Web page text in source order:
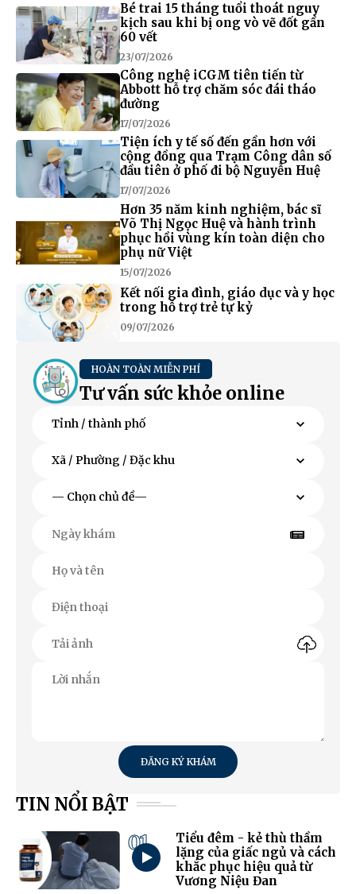
Bé trai 15 tháng tuổi thoát nguy
kịch sau khi bị ong vò vẽ đốt gần
60 vết
23/07/2026
Công nghệ iCGM tiên tiến từ
Abbott hỗ trợ chăm sóc đái tháo
đường
17/07/2026
Tiện ích y tế số đến gần hơn với
cộng đồng qua Trạm Công dân số
đầu tiên ở phố đi bộ Nguyễn Huệ
17/07/2026
Hơn 35 năm kinh nghiệm, bác sĩ
Võ Thị Ngọc Huệ và hành trình
phục hồi vùng kín toàn diện cho
phụ nữ Việt
15/07/2026
Kết nối gia đình, giáo dục và y học
trong hỗ trợ trẻ tự kỷ
09/07/2026
HOÀN TOÀN MIỄN PHÍ
Tư vấn sức khỏe online
ĐĂNG KÝ KHÁM
TIN NỔI BẬT
01
Tiểu đêm - kẻ thù thầm
lặng của giấc ngủ và cách
khắc phục hiệu quả từ
Vương Niệu Đan